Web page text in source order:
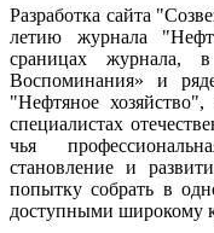
Разработка сайта
летию журнала
сраницах журнала,
Воспоминания» и
"Нефтяное
специалистах
чья
становление и
попытку собрать в
доступными широкому